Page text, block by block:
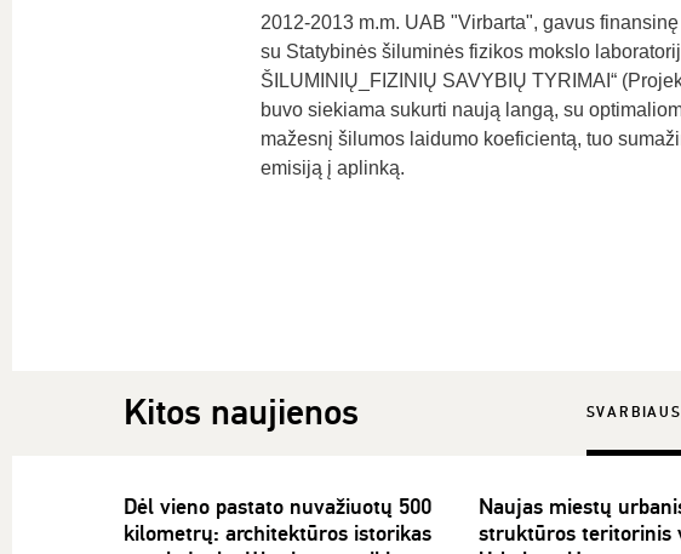
2012-2013 m.m. UAB "Virbarta", gavus
su Statybinės šiluminės fizikos mokslo
ŠILUMINIŲ_FIZINIŲ SAVYBIŲ TYRIMAI“
buvo siekiama sukurti naują langą, su
mažesnį šilumos laidumo koeficientą, tuo
emisiją į aplinką.
Kitos naujienos
Dėl vieno pastato nuvažiuotų 500
kilometrų: architektūros istorikas
Naujas miestų
struktūros teritorinis